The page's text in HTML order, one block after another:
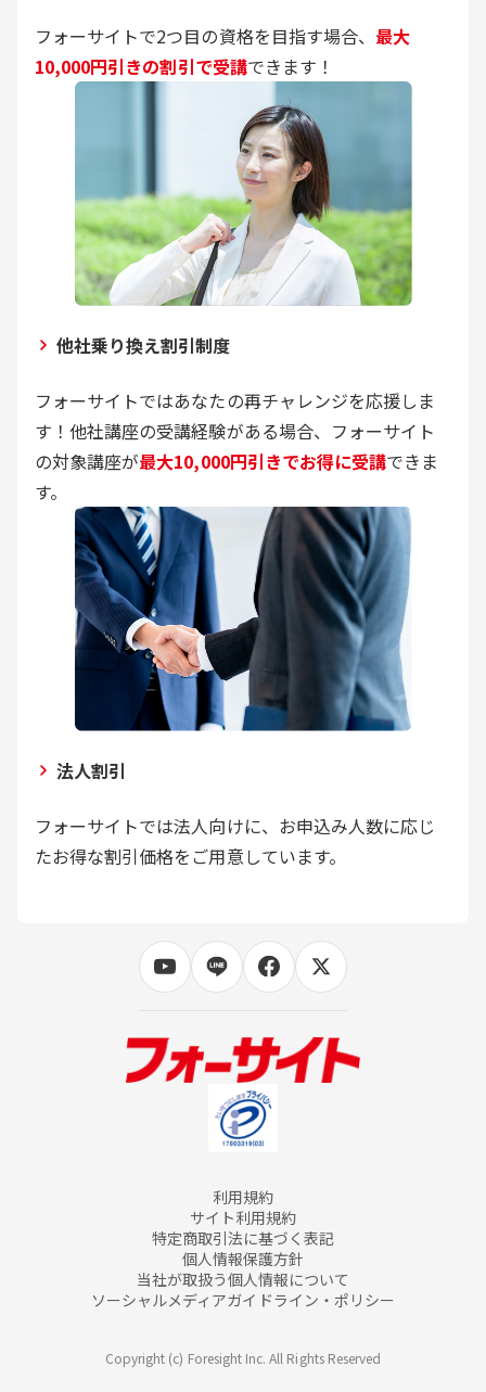
フォーサイトで2つ目の資格を目指す場合、 最大
10,000円引きの割引で受講できます！
他社乗り換え割引制度
フォーサイトではあなたの再チャレンジを応援しま
す！他社講座の受講経験がある場合、フォーサイト
の対象講座が最大10,000円引きでお得に受講できま
す。
法人割引
フォーサイトでは法人向けに、お申込み人数に応じ
たお得な割引価格をご用意しています。
利用規約
サイト利用規約
特定商取引法に基づく表記
個人情報保護方針
当社が取扱う個人情報について
ソーシャルメディアガイドライン・ポリシー
Copyright (c) Foresight Inc. All Rights Reserved